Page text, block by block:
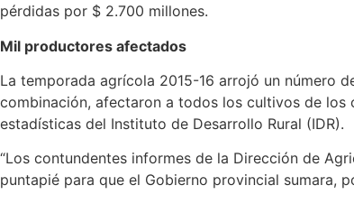
pérdidas por $ 2.700 millones.
Mil productores afectados
La temporada agrícola 2015-16 arrojó un número
combinación, afectaron a todos los cultivos de los
estadísticas del Instituto de Desarrollo Rural (IDR).
“Los contundentes informes de la Dirección de
puntapié para que el Gobierno provincial sumara,